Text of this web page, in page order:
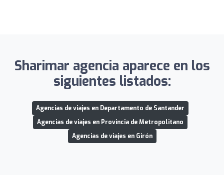
Sharimar agencia aparece en los
siguientes listados:
Agencias de viajes en Departamento de Santander
Agencias de viajes en Provincia de Metropolitano
Agencias de viajes en Girón